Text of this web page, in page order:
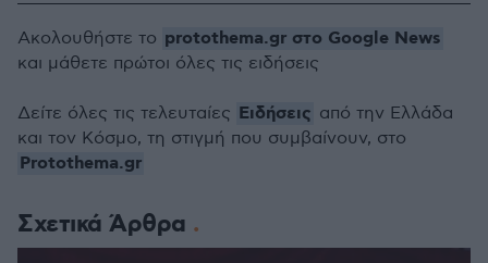
Σχετικά Άρθρα
Ακολουθήστε το protothema.gr στο Google News
και μάθετε πρώτοι όλες τις ειδήσεις
Δείτε όλες τις τελευταίες Ειδήσεις από την Ελλάδα
και τον Κόσμο, τη στιγμή που συμβαίνουν, στο
Protothema.gr